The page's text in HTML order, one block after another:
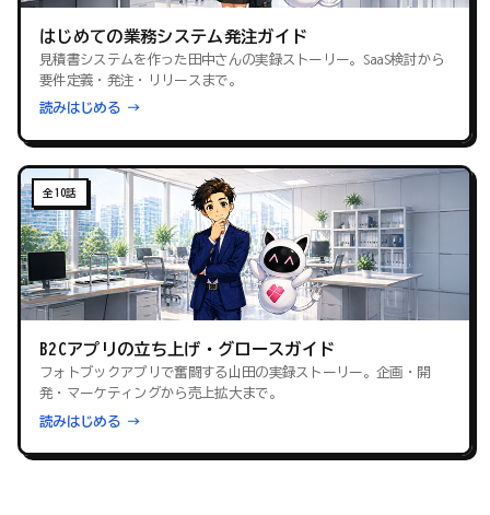
はじめての業務システム発注ガイド
見積書システムを作った田中さんの実録ストーリー。SaaS検討から
要件定義・発注・リリースまで。
読みはじめる →
全10話
B2Cアプリの立ち上げ・グロースガイド
フォトブックアプリで奮闘する山田の実録ストーリー。企画・開
発・マーケティングから売上拡大まで。
読みはじめる →